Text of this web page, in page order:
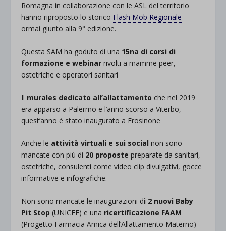
Romagna in collaborazione con le ASL del territorio
hanno riproposto lo storico Flash Mob Regionale
ormai giunto alla 9° edizione.
Questa SAM ha goduto di una 15na di corsi di
formazione e webinar rivolti a mamme peer,
ostetriche e operatori sanitari
Il murales dedicato all’allattamento che nel 2019
era apparso a Palermo e l’anno scorso a Viterbo,
quest’anno è stato inaugurato a Frosinone
Anche le attività virtuali e sui social non sono
mancate con più di 20 proposte preparate da sanitari,
ostetriche, consulenti come video clip divulgativi, gocce
informative e infografiche.
Non sono mancate le inaugurazioni di 2 nuovi Baby
Pit Stop (UNICEF) e una ricertificazione FAAM
(Progetto Farmacia Amica dell’Allattamento Materno)